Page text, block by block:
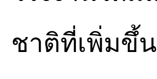
ชาติที่เพิ่มขึ้